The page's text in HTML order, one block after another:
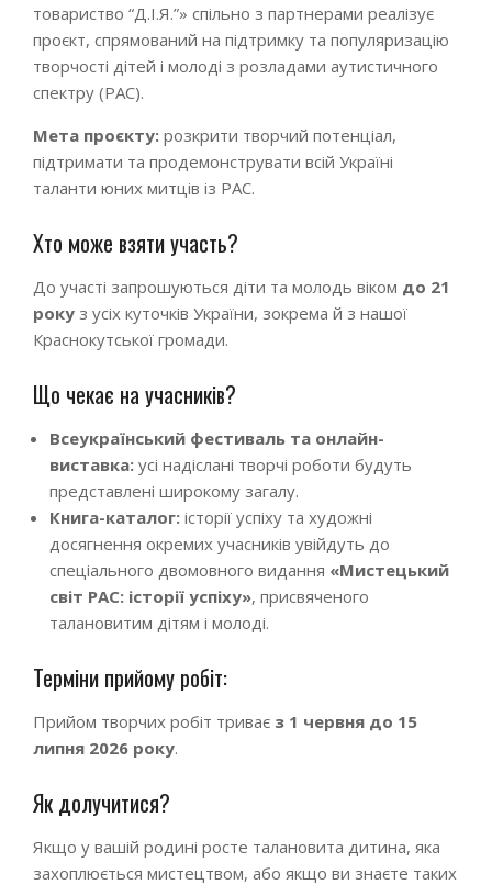
товариство “Д.І.Я.”» спільно з партнерами реалізує
проєкт, спрямований на підтримку та популяризацію
творчості дітей і молоді з розладами аутистичного
спектру (РАС).
Мета проєкту: розкрити творчий потенціал,
підтримати та продемонструвати всій Україні
таланти юних митців із РАС.
Хто може взяти участь?
До участі запрошуються діти та молодь віком до 21
року з усіх куточків України, зокрема й з нашої
Краснокутської громади.
Що чекає на учасників?
Всеукраїнський фестиваль та онлайн-
виставка: усі надіслані творчі роботи будуть
представлені широкому загалу.
Книга-каталог: історії успіху та художні
досягнення окремих учасників увійдуть до
спеціального двомовного видання «Мистецький
світ РАС: історії успіху», присвяченого
талановитим дітям і молоді.
Терміни прийому робіт:
Прийом творчих робіт триває з 1 червня до 15
липня 2026 року.
Як долучитися?
Якщо у вашій родині росте талановита дитина, яка
захоплюється мистецтвом, або якщо ви знаєте таких